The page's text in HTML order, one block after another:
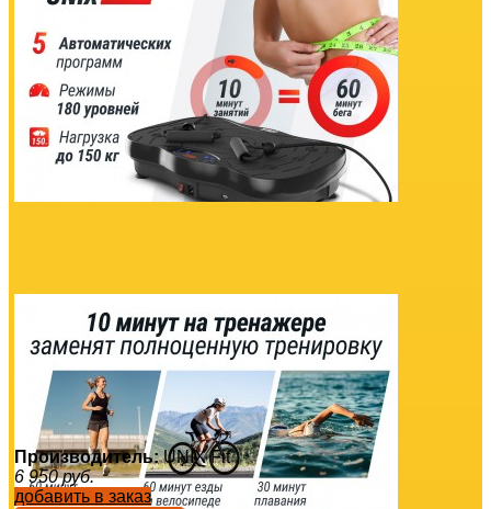
Производитель:UNIX Fit
6 950 руб.
добавить в заказ